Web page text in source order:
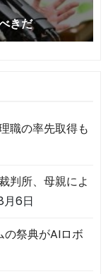
職の率先取得も
判所、母親によ
6日
祭典がAIロボ